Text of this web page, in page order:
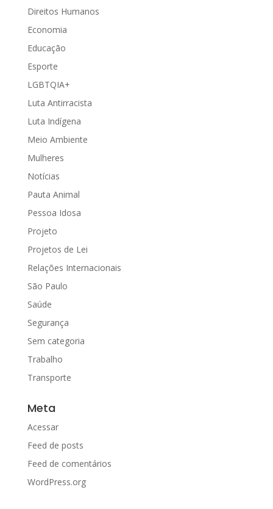
Direitos Humanos
Economia
Educação
Esporte
LGBTQIA+
Luta Antirracista
Luta Indígena
Meio Ambiente
Mulheres
Notícias
Pauta Animal
Pessoa Idosa
Projeto
Projetos de Lei
Relações Internacionais
São Paulo
Saúde
Segurança
Sem categoria
Trabalho
Transporte
Meta
Acessar
Feed de posts
Feed de comentários
WordPress.org